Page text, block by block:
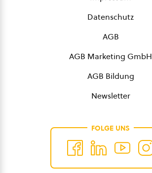
Datenschutz
AGB
AGB Marketing GmbH
AGB Bildung
Newsletter
FOLGE UNS